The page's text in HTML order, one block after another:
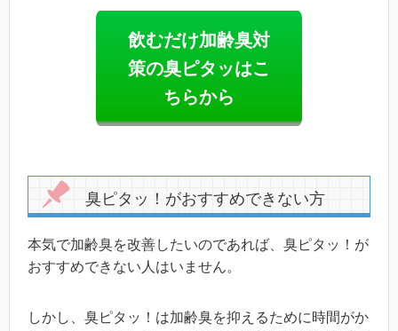
飲むだけ加齢臭対
策の臭ピタッはこ
ちらから
臭ピタッ！がおすすめできない方
本気で加齢臭を改善したいのであれば、臭ピタッ！が
おすすめできない人はいません。
しかし、臭ピタッ！は加齢臭を抑えるために時間がか